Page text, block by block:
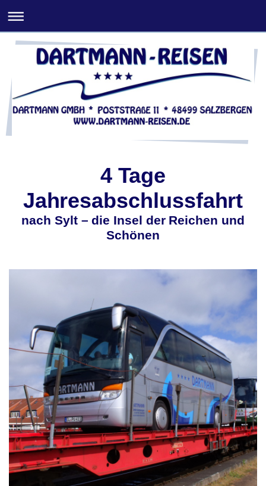
4 Tage
Jahresabschlussfahrt
nach Sylt – die Insel der Reichen und
Schönen